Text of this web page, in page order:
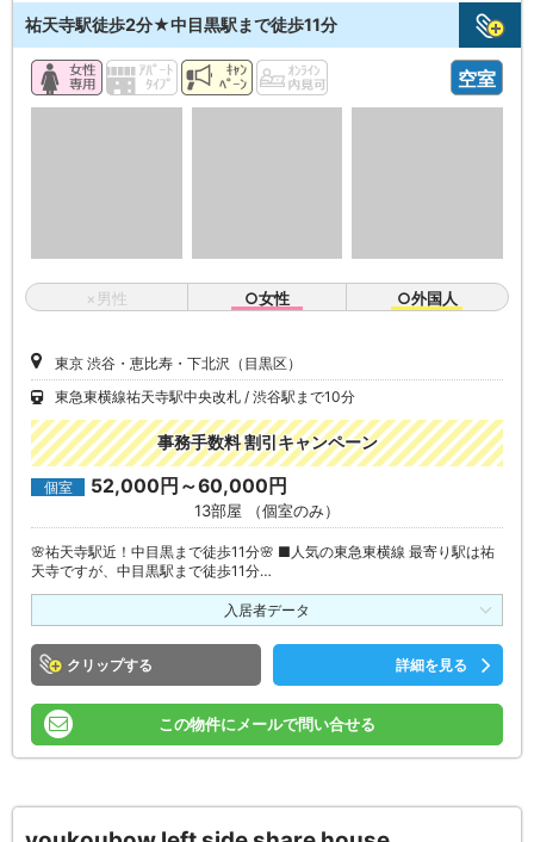
祐天寺駅徒歩2分★中目黒駅まで徒歩11分
空室
×男性 ○女性 ○外国人
東京 渋谷・恵比寿・下北沢（目黒区）
東急東横線祐天寺駅中央改札
渋谷駅まで10分
事務手数料 割引キャンペーン
個室 52,000円～60,000円
13部屋 （個室のみ）
🌸祐天寺駅近！中目黒まで徒歩11分🌸 ■人気の東急東横線 最寄り駅は祐
天寺ですが、中目黒駅まで徒歩11分…
入居者データ
クリップ 詳細を見る
この物件にメールで問い合せる